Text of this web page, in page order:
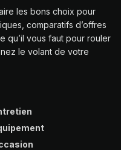
les bons choix pour
comparatifs d’offres
qu’il vous faut pour rouler
le volant de votre